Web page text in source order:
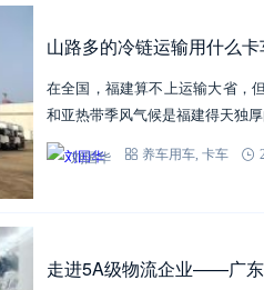
山路多的冷链运输用什么
在全国，福建算不上运输大省，
和亚热带季风气候是福建得天独
刘国华 养车用车, 卡车
走进5A级物流企业——广东